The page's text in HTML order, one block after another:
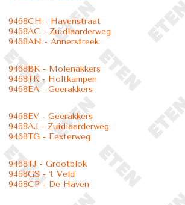
9468CH - Havenstraat
9468AC - Zuidlaarderweg
9468AN - Annerstreek
9468BK - Molenakkers
9468TK - Holtkampen
9468EA - Geerakkers
9468EV - Geerakkers
9468AJ - Zuidlaarderweg
9468TG - Eexterweg
9468TJ - Grootblok
9468GS - 't Veld
9468CP - De Haven